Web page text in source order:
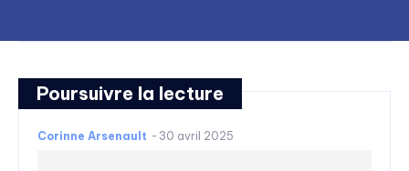
Poursuivre la lecture
Corinne Arsenault - 30 avril 2025